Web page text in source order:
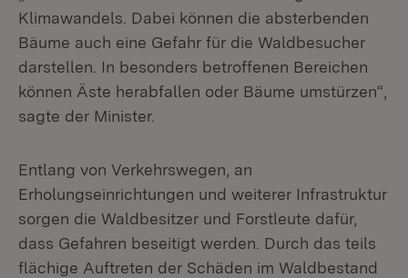
Klimawandels. Dabei können die absterbenden
Bäume auch eine Gefahr für die Waldbesucher
darstellen. In besonders betroffenen Bereichen
können Äste herabfallen oder Bäume umstürzen“,
sagte der Minister.
Entlang von Verkehrswegen, an
Erholungseinrichtungen und weiterer Infrastruktur
sorgen die Waldbesitzer und Forstleute dafür,
dass Gefahren beseitigt werden. Durch das teils
flächige Auftreten der Schäden im Waldbestand